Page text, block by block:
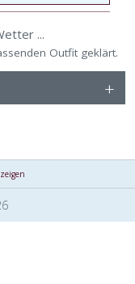
...
Outfit geklärt.